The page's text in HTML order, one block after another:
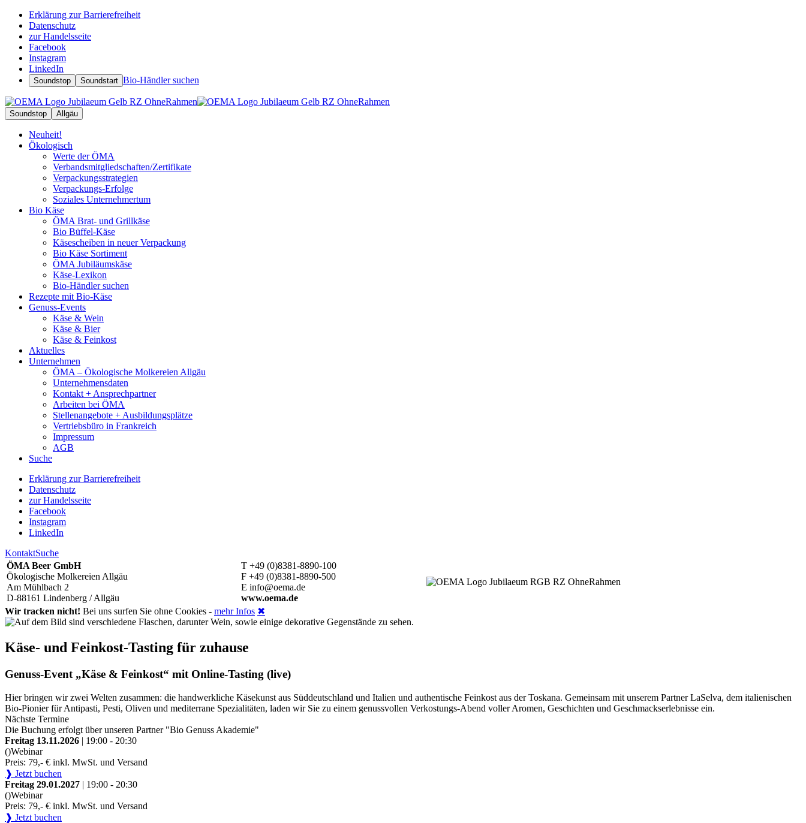
Erklärung zur Barrierefreiheit
Datenschutz
zur Handelsseite
Facebook
Instagram
LinkedIn
Soundstop Soundstart Bio-Händler suchen
Soundstop Allgäu
Neuheit!
Ökologisch
Werte der ÖMA
Verbandsmitgliedschaften/Zertifikate
Verpackungsstrategien
Verpackungs-Erfolge
Soziales Unternehmertum
Bio Käse
ÖMA Brat- und Grillkäse
Bio Büffel-Käse
Käsescheiben in neuer Verpackung
Bio Käse Sortiment
ÖMA Jubiläumskäse
Käse-Lexikon
Bio-Händler suchen
Rezepte mit Bio-Käse
Genuss-Events
Käse & Wein
Käse & Bier
Käse & Feinkost
Aktuelles
Unternehmen
ÖMA – Ökologische Molkereien Allgäu
Unternehmensdaten
Kontakt + Ansprechpartner
Arbeiten bei ÖMA
Stellenangebote + Ausbildungsplätze
Vertriebsbüro in Frankreich
Impressum
AGB
Suche
Erklärung zur Barrierefreiheit
Datenschutz
zur Handelsseite
Facebook
Instagram
LinkedIn
KontaktSuche
ÖMA Beer GmbH
Ökologische Molkereien Allgäu
Am Mühlbach 2
D-88161 Lindenberg / Allgäu
T +49 (0)8381-8890-100
F +49 (0)8381-8890-500
E info@oema.de
www.oema.de
Wir tracken nicht! Bei uns surfen Sie ohne Cookies - mehr Infos ✖
Käse- und Feinkost-Tasting für zuhause
Genuss-Event „Käse & Feinkost“ mit Online-Tasting (live)
Hier bringen wir zwei Welten zusammen: die handwerkliche Käsekunst aus Süddeutschland und Italien und authentische Feinkost aus der Toskana. Gemeinsam mit unserem Partner LaSelva, dem italienischen
Bio-Pionier für Antipasti, Pesti, Oliven und mediterrane Spezialitäten, laden wir Sie zu einem genussvollen Verkostungs-Abend voller Aromen, Geschichten und Geschmackserlebnisse ein.
Nächste Termine
Die Buchung erfolgt über unseren Partner "Bio Genuss Akademie"
Freitag 13.11.2026 | 19:00 - 20:30
()Webinar
Preis: 79,- € inkl. MwSt. und Versand
❱ Jetzt buchen
Freitag 29.01.2027 | 19:00 - 20:30
()Webinar
Preis: 79,- € inkl. MwSt. und Versand
❱ Jetzt buchen